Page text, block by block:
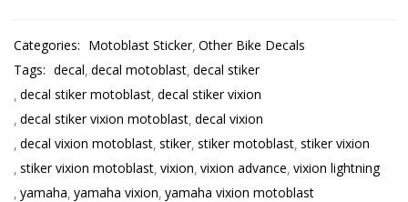
Categories: Motoblast Sticker Other Bike Decals
Tags: decal decal motoblast decal stiker
decal stiker motoblast decal stiker vixion
decal stiker vixion motoblast decal vixion
decal vixion motoblast stiker stiker motoblast stiker vixion
stiker vixion motoblast vixion vixion advance vixion lightning
yamaha yamaha vixion yamaha vixion motoblast